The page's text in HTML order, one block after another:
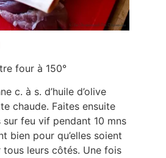
four à 150°
c. à s. d’huile d’olive
chaude. Faites ensuite
feu vif pendant 10 mns
bien pour qu’elles soient
tous leurs côtés. Une fois